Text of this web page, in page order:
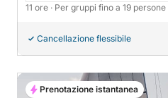
11 ore · Per gruppi fino a 19 persone
Cancellazione flessibile
Prenotazione istantanea